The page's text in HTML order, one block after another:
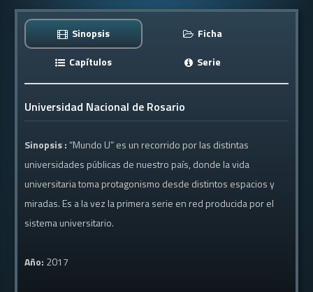
Sinopsis
Ficha
Capítulos
Serie
Universidad Nacional de Rosario
Sinopsis : “Mundo U” es un recorrido por las distintas
universidades públicas de nuestro país, donde la vida
universitaria toma protagonismo desde distintos espacios y
miradas. Es a la vez la primera serie en red producida por el
sistema universitario.
Año: 2017